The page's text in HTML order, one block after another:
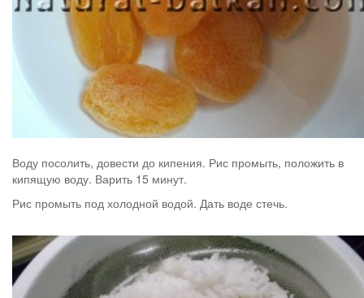
Воду посолить, довести до кипения. Рис промыть, положить в
кипящую воду. Варить 15 минут.
Рис промыть под холодной водой. Дать воде стечь.